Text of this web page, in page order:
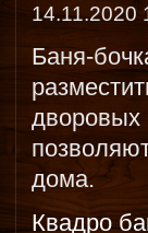
14.11.2020
Баня-
дворовых
дома.
Квадро